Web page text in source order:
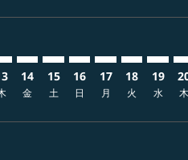
14
金
15
土
16
日
17
月
18
火
19
水 木